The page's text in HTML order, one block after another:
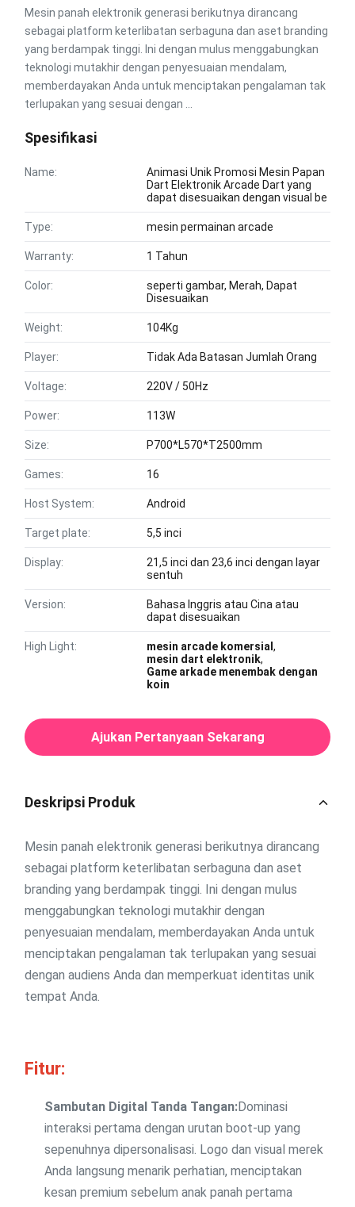
Mesin panah elektronik generasi berikutnya dirancang
sebagai platform keterlibatan serbaguna dan aset branding
yang berdampak tinggi. Ini dengan mulus menggabungkan
teknologi mutakhir dengan penyesuaian mendalam,
memberdayakan Anda untuk menciptakan pengalaman tak
terlupakan yang sesuai dengan ...
Spesifikasi
Name:
Animasi Unik Promosi Mesin Papan
Dart Elektronik Arcade Dart yang
dapat disesuaikan dengan visual be
Type: mesin permainan arcade
Warranty: 1 Tahun
Color:
seperti gambar, Merah, Dapat
Disesuaikan
Weight: 104Kg
Player: Tidak Ada Batasan Jumlah Orang
Voltage: 220V / 50Hz
Power: 113W
Size: P700*L570*T2500mm
Games: 16
Host System: Android
Target plate: 5,5 inci
Display:
21,5 inci dan 23,6 inci dengan layar
sentuh
Version:
Bahasa Inggris atau Cina atau
dapat disesuaikan
High Light: mesin arcade komersial,
mesin dart elektronik,
Game arkade menembak dengan
koin
Ajukan Pertanyaan Sekarang
Deskripsi Produk
Mesin panah elektronik generasi berikutnya dirancang
sebagai platform keterlibatan serbaguna dan aset
branding yang berdampak tinggi. Ini dengan mulus
menggabungkan teknologi mutakhir dengan
penyesuaian mendalam, memberdayakan Anda untuk
menciptakan pengalaman tak terlupakan yang sesuai
dengan audiens Anda dan memperkuat identitas unik
tempat Anda.
Fitur:
Sambutan Digital Tanda Tangan:Dominasi
interaksi pertama dengan urutan boot-up yang
sepenuhnya dipersonalisasi. Logo dan visual merek
Anda langsung menarik perhatian, menciptakan
kesan premium sebelum anak panah pertama